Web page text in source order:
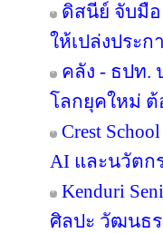
ดิสนีย์ จับมื
ให้เปล่งประก
คลัง - ธปท.
โลกยุคใหม่ ต้
Crest
AI และนวัตก
Kenduri
ศิลปะ วัฒนธ